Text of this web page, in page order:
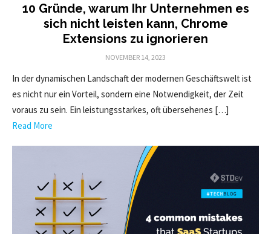
10 Gründe, warum Ihr Unternehmen es
sich nicht leisten kann, Chrome
Extensions zu ignorieren
POSTED
NOVEMBER 14, 2023
In der dynamischen Landschaft der modernen Geschäftswelt ist
es nicht nur ein Vorteil, sondern eine Notwendigkeit, der Zeit
voraus zu sein. Ein leistungsstarkes, oft übersehenes […]
Read More